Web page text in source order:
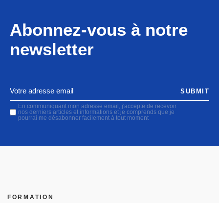
Abonnez-vous à notre
newsletter
En communiquant mon adresse email, j'accepte de recevoir
nos derniers articles et informations et je comprends que je
pourrai me désabonner facilement à tout moment
SUBMIT
FORMATION